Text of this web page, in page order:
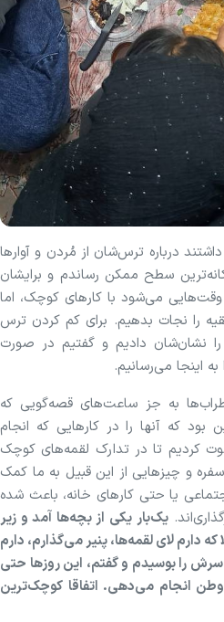
درباره ترس‌شان از مُردن و آوار‌ها
سطح ممکن رساندم و برایشان
می‌شود با کار‌های کوچک، اما
را نجات بدهیم. برای کم کردن ترس
را نشان‌شان دادیم و گفتیم در صورت
اینجا می‌رسانیم.
به جز ساعت‌های قصه‌گویی که
که آنها را در کار‌هایی که انجام
کردیم تا در تدارک لقمه‌های کوچک
و چیز‌هایی از این قبیل به ما کمک
یا حتی کار‌های خانه، باعث شده
یک‌بار یکی از بچه‌ها آمد و زیر
دارم لای لقمه‌ها، پنیر می‌گذارم، دارم
را بوسیدم و گفتم، این روز‌ها حتی
انجام می‌دهی. اتفاقا کوچک‌ترین